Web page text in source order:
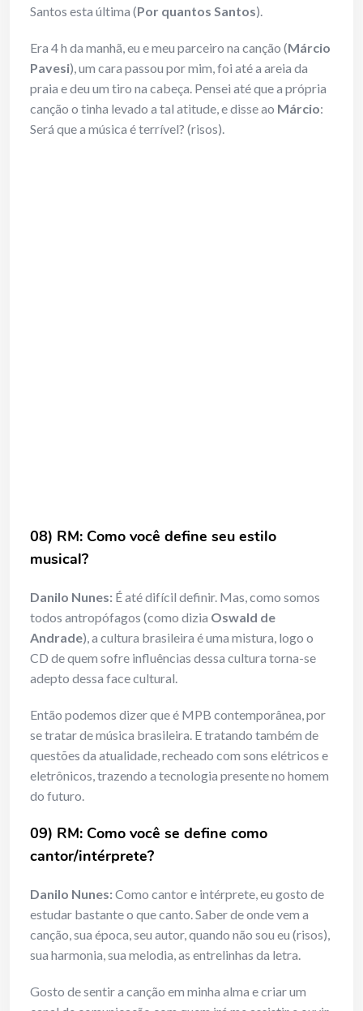
Santos esta última (Por quantos Santos).
Era 4 h da manhã, eu e meu parceiro na canção (Márcio
Pavesi), um cara passou por mim, foi até a areia da
praia e deu um tiro na cabeça. Pensei até que a própria
canção o tinha levado a tal atitude, e disse ao Márcio:
Será que a música é terrível? (risos).
08) RM: Como você define seu estilo
musical?
Danilo Nunes: É até difícil definir. Mas, como somos
todos antropófagos (como dizia Oswald de
Andrade), a cultura brasileira é uma mistura, logo o
CD de quem sofre influências dessa cultura torna-se
adepto dessa face cultural.
Então podemos dizer que é MPB contemporânea, por
se tratar de música brasileira. E tratando também de
questões da atualidade, recheado com sons elétricos e
eletrônicos, trazendo a tecnologia presente no homem
do futuro.
09) RM: Como você se define como
cantor/intérprete?
Danilo Nunes:Como cantor e intérprete, eu gosto de
estudar bastante o que canto. Saber de onde vem a
canção, sua época, seu autor, quando não sou eu (risos),
sua harmonia, sua melodia, as entrelinhas da letra.
Gosto de sentir a canção em minha alma e criar um